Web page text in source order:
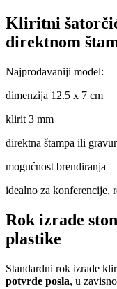
Kliritni
direktnom
Najprodavaniji model:
dimenzija 12.5 x 7 cm
klirit 3 mm
direktna štampa ili
mogućnost brendiranja
idealno za konferencije,
Rok izrade
plastike
Standardni rok izrade
potvrde posla, u